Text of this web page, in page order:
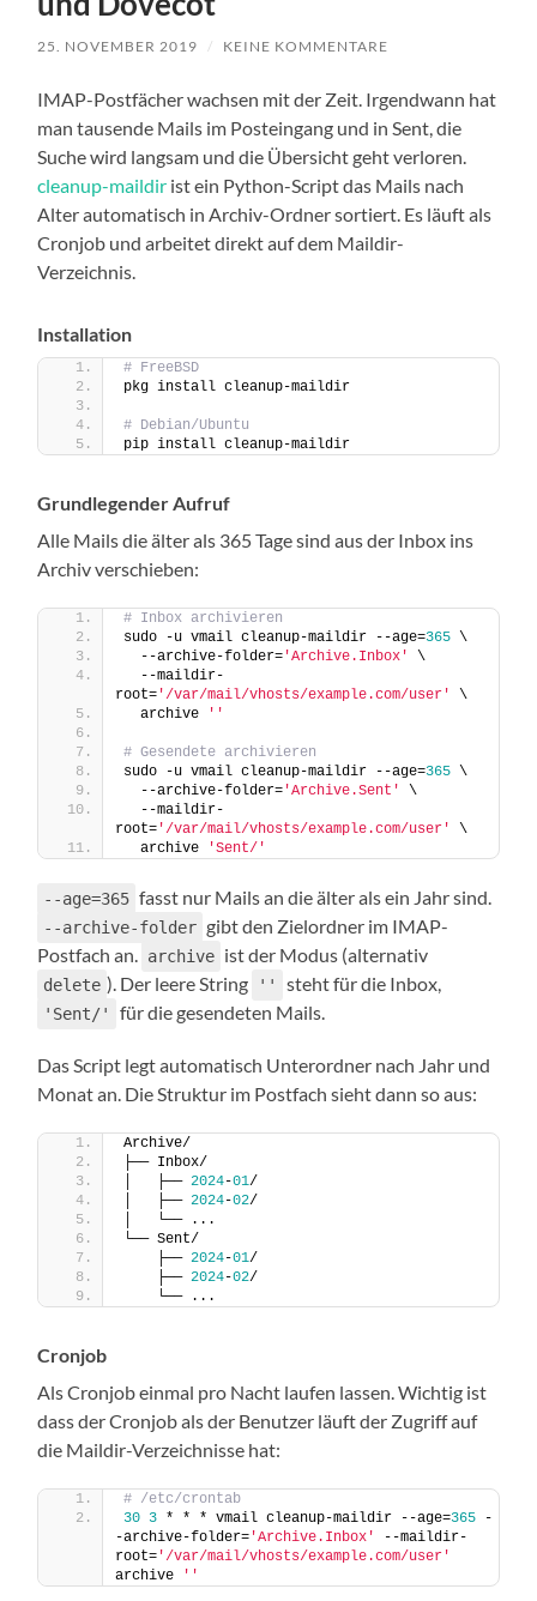
25. NOVEMBER 2019 / KEINE KOMMENTARE
IMAP-Postfächer wachsen mit der Zeit. Irgendwann hat
man tausende Mails im Posteingang und in Sent, die
Suche wird langsam und die Übersicht geht verloren.
cleanup-maildir ist ein Python-Script das Mails nach
Alter automatisch in Archiv-Ordner sortiert. Es läuft als
Cronjob und arbeitet direkt auf dem Maildir-
Verzeichnis.
Installation
# FreeBSD
pkg install cleanup-maildir
# Debian/Ubuntu
pip install cleanup-maildir
Grundlegender Aufruf
Alle Mails die älter als 365 Tage sind aus der Inbox ins
Archiv verschieben:
# Inbox archivieren
sudo -u vmail cleanup-maildir --age=365 \
  --archive-folder=
'Archive.Inbox'
\
  --maildir-
root= '/var/mail/vhosts/example.com/user'
\
  archive
''
# Gesendete archivieren
sudo -u vmail cleanup-maildir --age=365 \
  --archive-folder=
'Archive.Sent'
\
  --maildir-
root= '/var/mail/vhosts/example.com/user'
\
  archive
'Sent/'
--age=365 fasst nur Mails an die älter als ein Jahr sind.
--archive-folder gibt den Zielordner im IMAP-
Postfach an. archive ist der Modus (alternativ
delete ). Der leere String '' steht für die Inbox,
'Sent/' für die gesendeten Mails.
Das Script legt automatisch Unterordner nach Jahr und
Monat an. Die Struktur im Postfach sieht dann so aus:
Archive/
├── Inbox/
│   ├── 2024-01/
│   ├── 2024-02/
│   └── ...
└── Sent/
    ├──
2024-01/
    ├──
2024-02/
    └── ...
Cronjob
Als Cronjob einmal pro Nacht laufen lassen. Wichtig ist
dass der Cronjob als der Benutzer läuft der Zugriff auf
die Maildir-Verzeichnisse hat:
# /etc/crontab
30 3 * * * vmail cleanup-maildir --age=365 -
-archive-folder= 'Archive.Inbox'
--maildir-
root= '/var/mail/vhosts/example.com/user'
archive
''